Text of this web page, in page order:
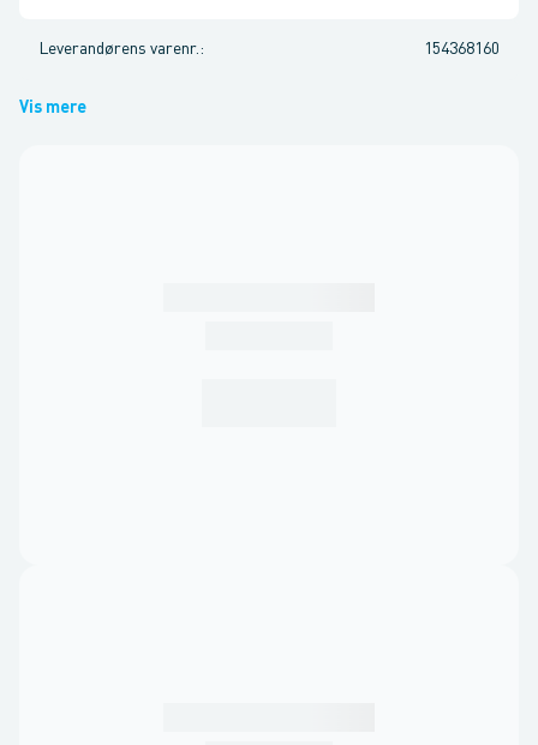
Leverandørens varenr. : 154368160
Vis mere